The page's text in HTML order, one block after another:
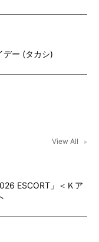
デー (タカシ)
View All
ESCORT」＜Ｋア